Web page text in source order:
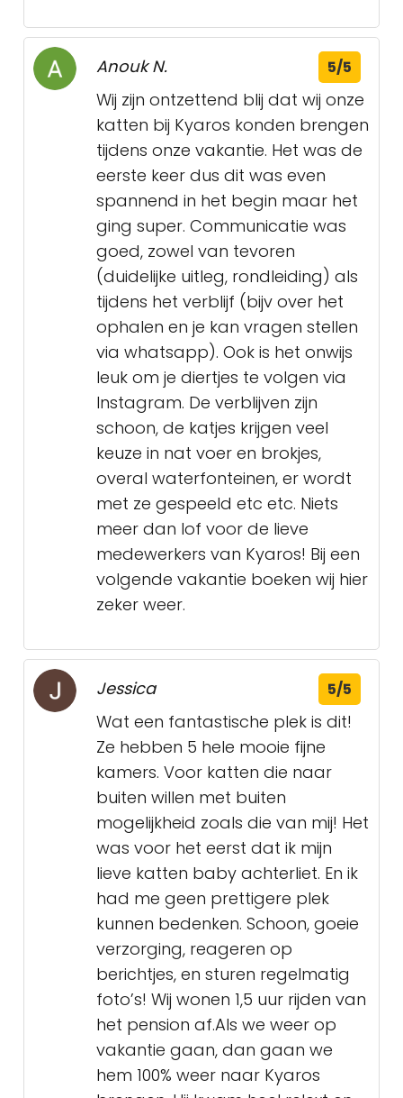
Anouk N. 5/5
Wij zijn ontzettend blij dat wij onze
katten bij Kyaros konden brengen
tijdens onze vakantie. Het was de
eerste keer dus dit was even
spannend in het begin maar het
ging super. Communicatie was
goed, zowel van tevoren
(duidelijke uitleg, rondleiding) als
tijdens het verblijf (bijv over het
ophalen en je kan vragen stellen
via whatsapp). Ook is het onwijs
leuk om je diertjes te volgen via
Instagram. De verblijven zijn
schoon, de katjes krijgen veel
keuze in nat voer en brokjes,
overal waterfonteinen, er wordt
met ze gespeeld etc etc. Niets
meer dan lof voor de lieve
medewerkers van Kyaros! Bij een
volgende vakantie boeken wij hier
zeker weer.
Jessica 5/5
Wat een fantastische plek is dit!
Ze hebben 5 hele mooie fijne
kamers. Voor katten die naar
buiten willen met buiten
mogelijkheid zoals die van mij! Het
was voor het eerst dat ik mijn
lieve katten baby achterliet. En ik
had me geen prettigere plek
kunnen bedenken. Schoon, goeie
verzorging, reageren op
berichtjes, en sturen regelmatig
foto’s! Wij wonen 1,5 uur rijden van
het pension af.Als we weer op
vakantie gaan, dan gaan we
hem 100% weer naar Kyaros